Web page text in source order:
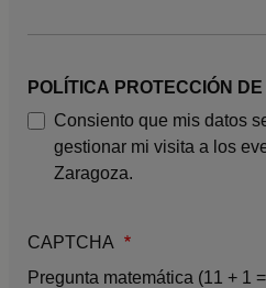
POLÍTICA PROTECCIÓN
Consiento que mis datos
gestionar mi visita a los
Zaragoza.
CAPTCHA
Pregunta matemática (11 + 1